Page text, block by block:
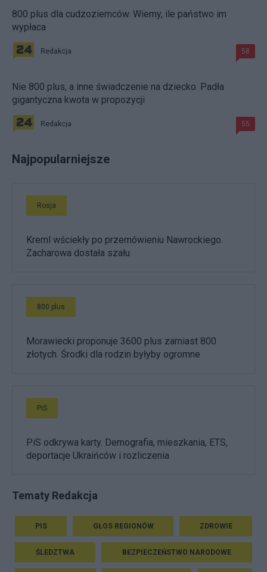
800 plus dla cudzoziemców. Wiemy, ile państwo im
wypłaca
Redakcja 58
Nie 800 plus, a inne świadczenie na dziecko. Padła
gigantyczna kwota w propozycji
Redakcja 55
Najpopularniejsze
Rosja
Kreml wściekły po przemówieniu Nawrockiego.
Zacharowa dostała szału
800 plus
Morawiecki proponuje 3600 plus zamiast 800
złotych. Środki dla rodzin byłyby ogromne
PiS
PiS odkrywa karty. Demografia, mieszkania, ETS,
deportacje Ukraińców i rozliczenia
Tematy Redakcja
PIS GŁOS REGIONÓW ZDROWIE
ŚLEDZTWA BEZPIECZEŃSTWO NARODOWE